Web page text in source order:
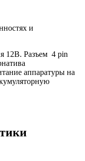
и
12В. Разъем 4 pin
аппаратуры на